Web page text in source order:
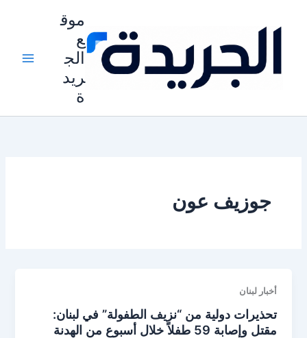
المحتوى
موق
ع
الج
ريد
ة
جوزيف عون
أخبار لبنان
تحذيرات دولية من “نزيف الطفولة” في لبنان:
مقتل وإصابة 59 طفلاً خلال أسبوع من الهدنة